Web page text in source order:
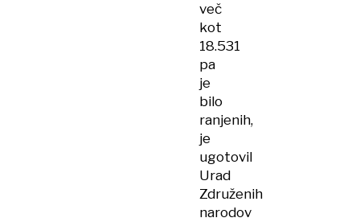
več
kot
18.531
pa
je
bilo
ranjenih,
je
ugotovil
Urad
Združenih
narodov